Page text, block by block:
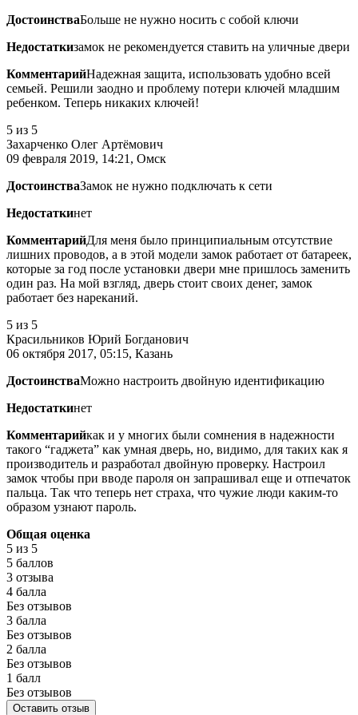
ДостоинстваБольше не нужно носить с собой ключи
Недостаткизамок не рекомендуется ставить на уличные двери
КомментарийНадежная защита, использовать удобно всей
семьей. Решили заодно и проблему потери ключей младшим
ребенком. Теперь никаких ключей!
5 из 5
Захарченко Олег Артёмович
09 февраля 2019, 14:21, Омск
ДостоинстваЗамок не нужно подключать к сети
Недостаткинет
КомментарийДля меня было принципиальным отсутствие
лишних проводов, а в этой модели замок работает от батареек,
которые за год после установки двери мне пришлось заменить
один раз. На мой взгляд, дверь стоит своих денег, замок
работает без нареканий.
5 из 5
Красильников Юрий Богданович
06 октября 2017, 05:15, Казань
ДостоинстваМожно настроить двойную идентификацию
Недостаткинет
Комментарийкак и у многих были сомнения в надежности
такого “гаджета” как умная дверь, но, видимо, для таких как я
производитель и разработал двойную проверку. Настроил
замок чтобы при вводе пароля он запрашивал еще и отпечаток
пальца. Так что теперь нет страха, что чужие люди каким-то
образом узнают пароль.
Общая оценка
5 из 5
5 баллов
3 отзыва
4 балла
Без отзывов
3 балла
Без отзывов
2 балла
Без отзывов
1 балл
Без отзывов
Оставить отзыв